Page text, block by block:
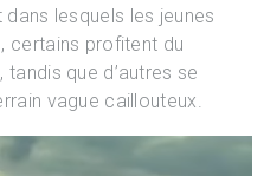
lesquels les jeunes
certains profitent du
que d’autres se
vague caillouteux.